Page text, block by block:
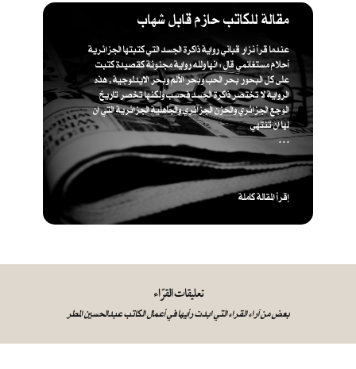
مقالة للكاتب حازم قابل شهاب
عندما قرأ نزار قباني رواية ذاكرة الجسد التي كتبتها الجزائرية
أحلام مستغانمي قال : انها ولله رواية مجنونة كقصيدة كتبت
على كل البحور بحر الحب وبحر الألم وبحر الايدلوجية , هذه
الرواية لا تختصر ذاكرة الجسد فحسب ولكنها تخصر تاريخ
الوجع الجزائري والحزن الجزائري والجاهلية الجزائرية التي ان
لها ان تنتهي
. . .
إقرأ المقالة كاملة
تعليقات القرّاء
بعض من آراء القراء التي ابدت رأيها في أعمال الكاتب عبدالحسين المطر